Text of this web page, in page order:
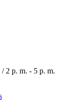
/ 2 p. m. - 5 p. m.